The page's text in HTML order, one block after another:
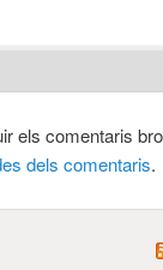
els comentaris
dels comentaris.